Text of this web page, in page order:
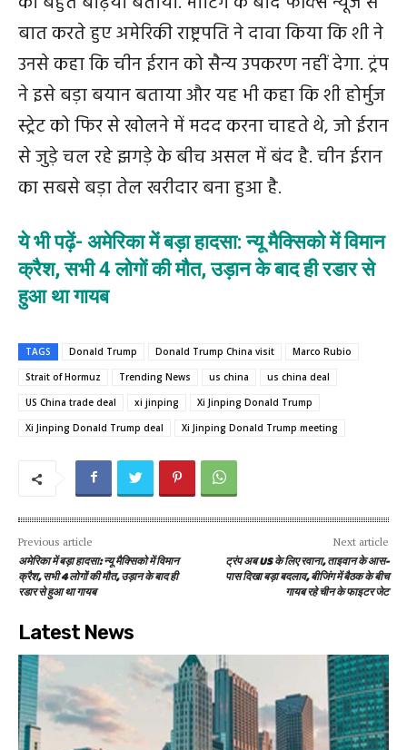
बात करते हुए अमेरिकी राष्ट्रपति ने दावा किया कि शी ने
उनसे कहा कि चीन ईरान को सैन्य उपकरण नहीं देगा. ट्रंप
ने इसे बड़ा बयान बताया और यह भी कहा कि शी होर्मुज
स्ट्रेट को फिर से खोलने में मदद करना चाहते थे, जो ईरान
से जुड़े चल रहे झगड़े के बीच असल में बंद है. चीन ईरान
का सबसे बड़ा तेल खरीदार बना हुआ है.
ये भी पढ़ें- अमेरिका में बड़ा हादसा: न्यू मैक्सिको में विमान
क्रैश, सभी 4 लोगों की मौत, उड़ान के बाद ही रडार से
हुआ था गायब
TAGS Donald Trump Donald Trump China visit
Marco Rubio
Strait of Hormuz
Trending News us china
us china deal
US China trade deal
xi jinping
Xi Jinping Donald Trump
Xi Jinping Donald Trump deal
Xi Jinping Donald Trump meeting
Previous article
अमेरिका में बड़ा हादसा: न्यू मैक्सिको में विमान
क्रैश, सभी 4 लोगों की मौत, उड़ान के बाद ही
रडार से हुआ था गायब
Next article
ट्रंप अब US के लिए रवाना, ताइवान के आस-
पास दिखा बड़ा बदलाव, बीजिंग में बैठक के बीच
गायब रहे चीन के फाइटर जेट
Latest News